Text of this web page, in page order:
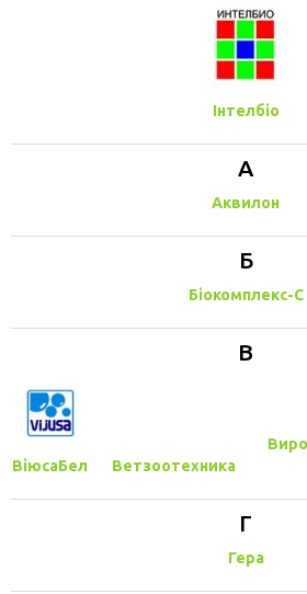
Інтелбіо
А
Аквилон
Б
Біокомплекс-С
В
ВіюсаБел Ветзоотехника
Г
Гера